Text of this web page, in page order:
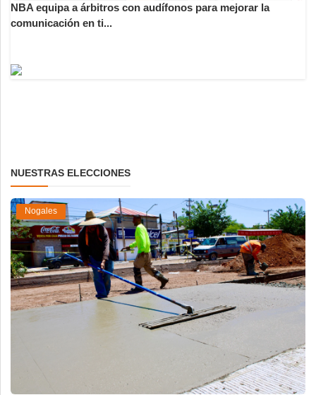
NBA equipa a árbitros con audífonos para mejorar la
comunicación en ti...
NUESTRAS ELECCIONES
Nogales